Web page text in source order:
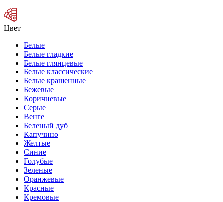
Цвет
Белые
Белые гладкие
Белые глянцевые
Белые классические
Белые крашенные
Бежевые
Коричневые
Серые
Венге
Беленый дуб
Капучино
Желтые
Синие
Голубые
Зеленые
Оранжевые
Красные
Кремовые